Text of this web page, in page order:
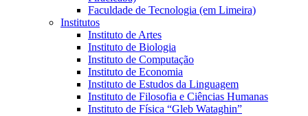
Faculdade de Tecnologia (em Limeira)
Institutos
Instituto de Artes
Instituto de Biologia
Instituto de Computação
Instituto de Economia
Instituto de Estudos da Linguagem
Instituto de Filosofia e Ciências Humanas
Instituto de Física “Gleb Wataghin”